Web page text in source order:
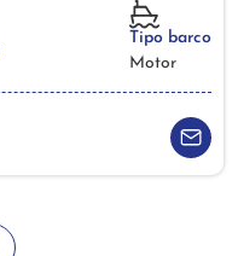
Tipo barco
Motor